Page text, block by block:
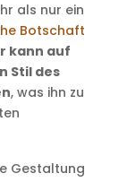
als nur ein
Botschaft
kann auf
Stil des
, was ihn zu
Gestaltung